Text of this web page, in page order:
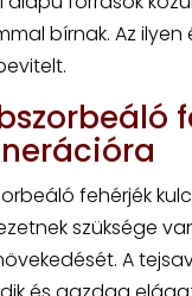
bírnak. Az
fehérjék
szüksége
A